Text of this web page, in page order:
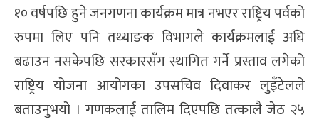
१० वर्षपछि हुने जनगणना कार्यक्रम मात्र नभएर राष्ट्रिय पर्वको
रुपमा लिए पनि तथ्याङक विभागले कार्यक्रमलाई अघि
बढाउन नसकेपछि सरकारसँग स्थागित गर्ने प्रस्ताव लगेको
राष्ट्रिय योजना आयोगका उपसचिव दिवाकर लुइँटेलले
बताउनुभयो । गणकलाई तालिम दिएपछि तत्कालै जेठ २५